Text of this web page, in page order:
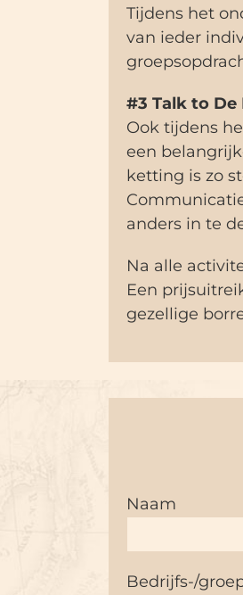
Tijdens het
van ieder
#3 Talk to De
Ook tijdens
een
ketting is zo
anders in te
Na alle
Een
gezellige
Naam
Bedrijfs-/